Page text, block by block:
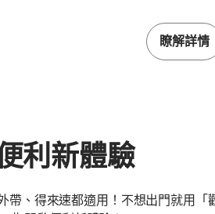
瞭解詳情
利新體驗
帶、得來速都適用！不想出門就用